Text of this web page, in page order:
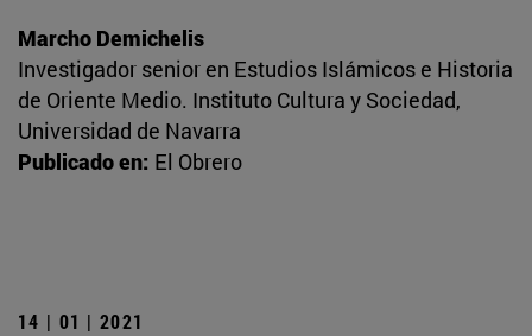
Marcho Demichelis
Investigador senior en Estudios Islámicos e Historia
de Oriente Medio. Instituto Cultura y Sociedad,
Universidad de Navarra
Publicado en: El Obrero
14 | 01 | 2021